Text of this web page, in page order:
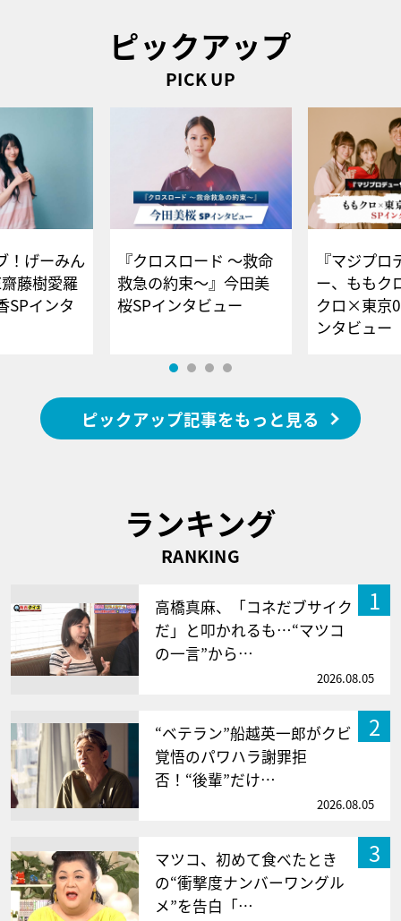
ピックアップ
PICK UP
！げーみん
藤樹愛羅
SPインタ
『クロスロード ～救命
救急の約束～』今田美
桜SPインタビュー
『マジプロ
ー、ももク
クロ×東京
ンタビュー
ピックアップ記事をもっと見る
ランキング
RANKING
1
高橋真麻、「コネだブサイク
だ」と叩かれるも…“マツコ
の一言”から…
2026.08.05
2
“ベテラン”船越英一郎がクビ
覚悟のパワハラ謝罪拒
否！“後輩”だけ…
2026.08.05
3
マツコ、初めて食べたとき
の“衝撃度ナンバーワングル
メ”を告白「…